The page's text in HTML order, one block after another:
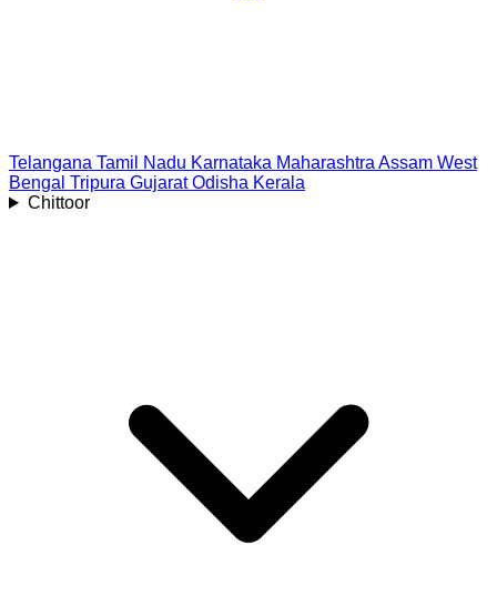
Telangana Tamil Nadu Karnataka Maharashtra Assam West
Bengal Tripura Gujarat Odisha Kerala
Chittoor